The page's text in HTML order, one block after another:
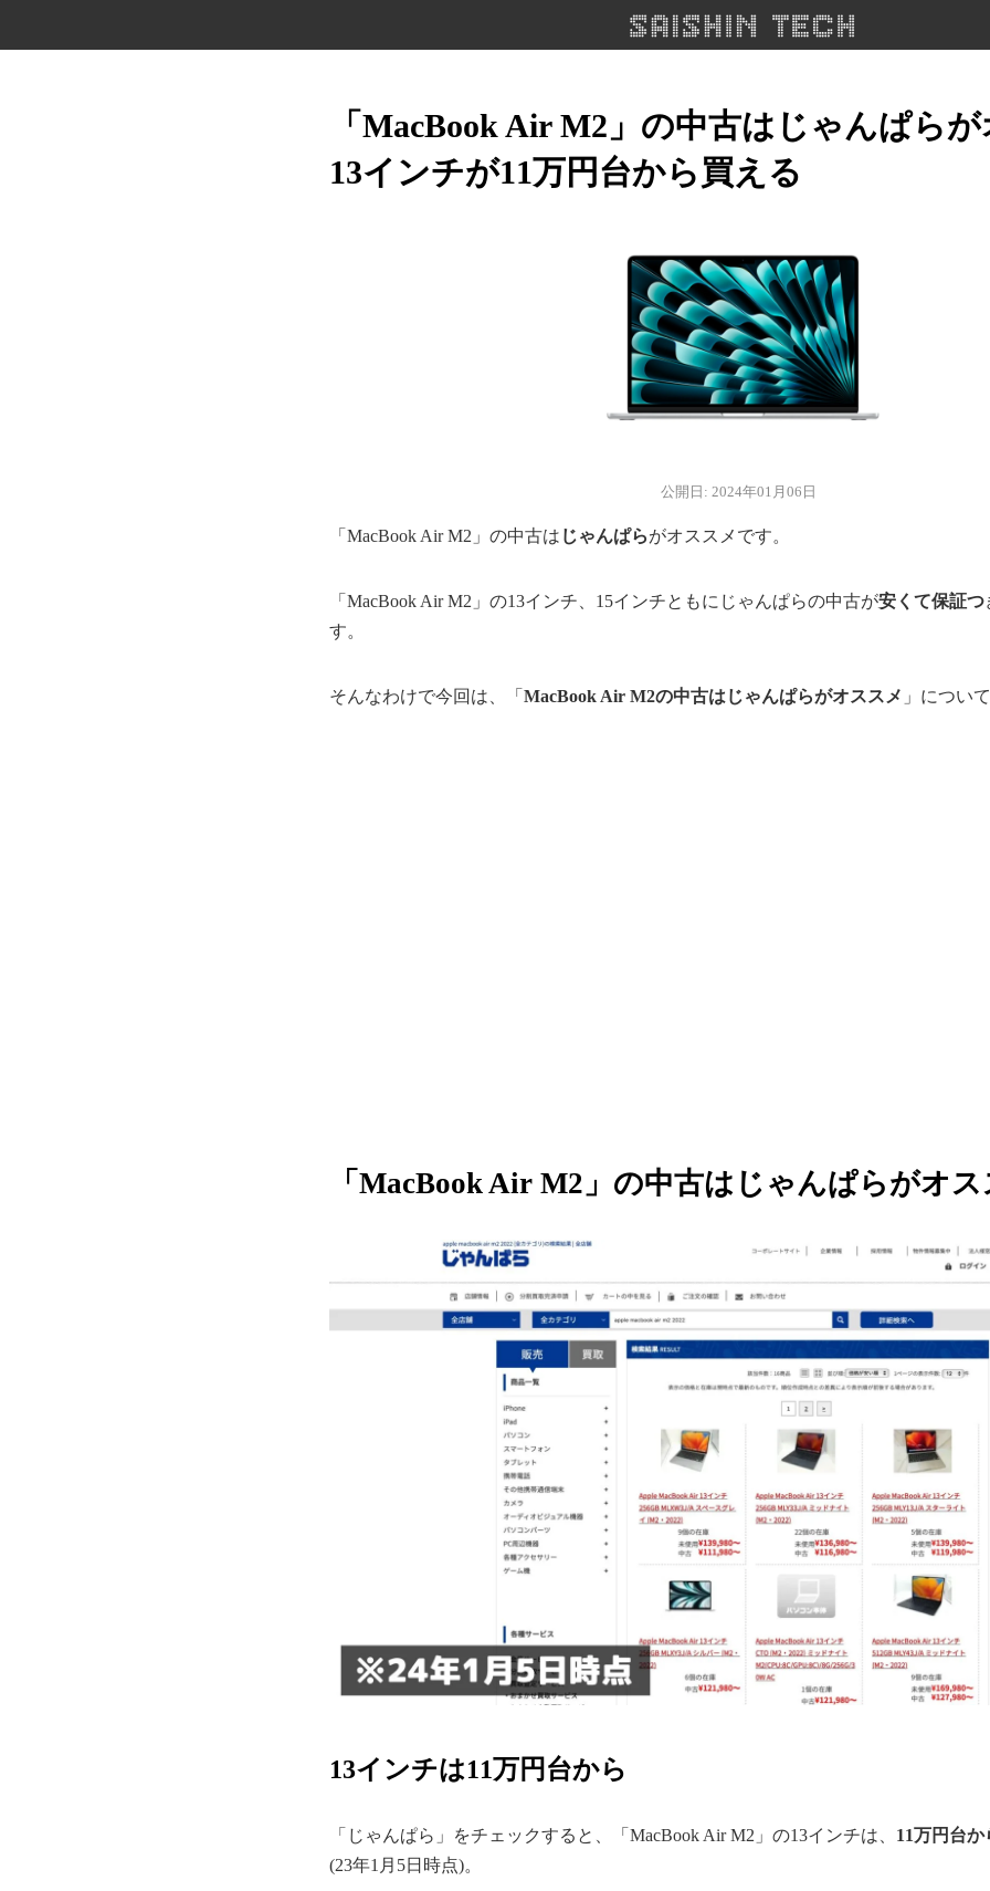
「MacBook Air M2」の中古はじゃんぱら
13インチが11万円台から買える
公開日: 2024年01月06日
「MacBook Air M2」の中古は じゃんぱらがオススメです。
「MacBook Air M2」の13インチ、15インチともにじゃんぱらの中古が安くて保証つ
す。
そんなわけで今回は、「 MacBook Air M2の中古はじゃんぱらがオススメ 」につい
「MacBook Air M2」の中古はじゃんぱらがオ
13インチは11万円台から
「じゃんぱら」をチェックすると、「MacBook Air M2」の13インチは、 11万円台か
(23年1月5日時点)。